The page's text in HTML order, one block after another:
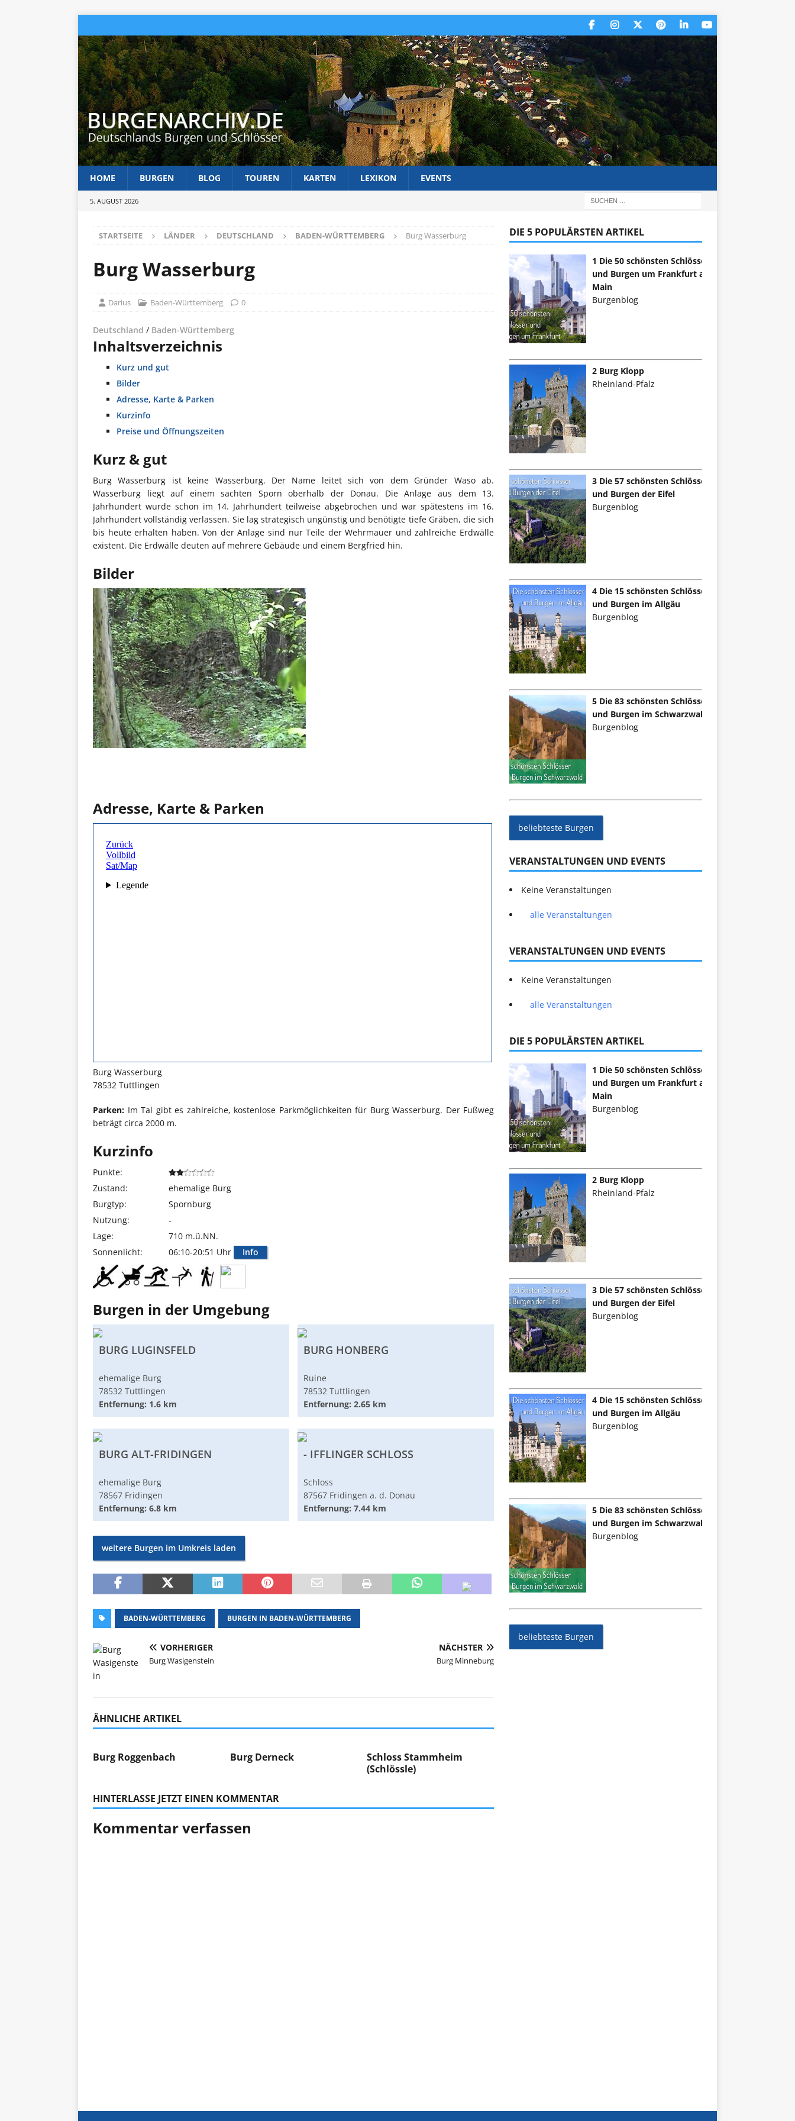
HOME BURGEN BLOG TOUREN KARTEN LEXIKON EVENTS
5. AUGUST 2026
STARTSEITE LÄNDER DEUTSCHLAND BADEN-WÜRTTEMBERG Burg Wasserburg
Burg Wasserburg
Darius Baden-Württemberg 0
Deutschland / Baden-Württemberg
Inhaltsverzeichnis
Kurz und gut
Bilder
Adresse, Karte & Parken
Kurzinfo
Preise und Öffnungszeiten
Kurz & gut
Burg Wasserburg ist keine Wasserburg. Der Name leitet sich von dem Gründer Waso ab.
Wasserburg liegt auf einem sachten Sporn oberhalb der Donau. Die Anlage aus dem 13.
Jahrhundert wurde schon im 14. Jahrhundert teilweise abgebrochen und war spätestens im 16.
Jahrhundert vollständig verlassen. Sie lag strategisch ungünstig und benötigte tiefe Gräben, die sich
bis heute erhalten haben. Von der Anlage sind nur Teile der Wehrmauer und zahlreiche Erdwälle
existent. Die Erdwälle deuten auf mehrere Gebäude und einem Bergfried hin.
Bilder
Adresse, Karte & Parken
Burg Wasserburg
78532 Tuttlingen
Parken: Im Tal gibt es zahlreiche, kostenlose Parkmöglichkeiten für Burg Wasserburg. Der Fußweg
beträgt circa 2000 m.
Kurzinfo
Punkte:
Zustand:
ehemalige Burg
Burgtyp:
Spornburg
Nutzung:
-
Lage:
710 m.ü.NN.
Sonnenlicht:
06:10-20:51 Uhr Info
Burgen in der Umgebung
BURG LUGINSFELD
ehemalige Burg
78532 Tuttlingen
Entfernung: 1.6 km
BURG ALT-FRIDINGEN
ehemalige Burg
78567 Fridingen
Entfernung: 6.8 km
BURG HONBERG
Ruine
78532 Tuttlingen
Entfernung: 2.65 km
- IFFLINGER SCHLOSS
Schloss
87567 Fridingen a. d. Donau
Entfernung: 7.44 km
weitere Burgen im Umkreis laden
BADEN-WÜRTTEMBERG BURGEN IN BADEN-WÜRTTEMBERG
VORHERIGER
Burg Wasigenstein
NÄCHSTER
Burg Minneburg
ÄHNLICHE ARTIKEL
Burg Roggenbach Burg Derneck
Schloss Stammheim
(Schlössle)
HINTERLASSE JETZT EINEN KOMMENTAR
Kommentar verfassen
DIE 5 POPULÄRSTEN ARTIKEL
1 Die 50 schönsten Schlösser
und Burgen um Frankfurt am
Main
Burgenblog
2 Burg Klopp
Rheinland-Pfalz
3 Die 57 schönsten Schlösser
und Burgen der Eifel
Burgenblog
4 Die 15 schönsten Schlösser
und Burgen im Allgäu
Burgenblog
5 Die 83 schönsten Schlösser
und Burgen im Schwarzwald
Burgenblog
beliebteste Burgen
VERANSTALTUNGEN UND EVENTS
Keine Veranstaltungen
alle Veranstaltungen
VERANSTALTUNGEN UND EVENTS
Keine Veranstaltungen
alle Veranstaltungen
DIE 5 POPULÄRSTEN ARTIKEL
1 Die 50 schönsten Schlösser
und Burgen um Frankfurt am
Main
Burgenblog
2 Burg Klopp
Rheinland-Pfalz
3 Die 57 schönsten Schlösser
und Burgen der Eifel
Burgenblog
4 Die 15 schönsten Schlösser
und Burgen im Allgäu
Burgenblog
5 Die 83 schönsten Schlösser
und Burgen im Schwarzwald
Burgenblog
beliebteste Burgen